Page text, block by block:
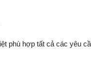
phù hợp tất cả các yêu